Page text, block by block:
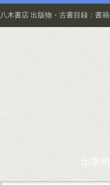
八木書店 出版物・古書目録：書
出版物